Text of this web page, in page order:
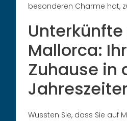
besonderen Charme hat,
Mallorca: Ihr
Zuhause in
Wussten Sie, dass Sie auf